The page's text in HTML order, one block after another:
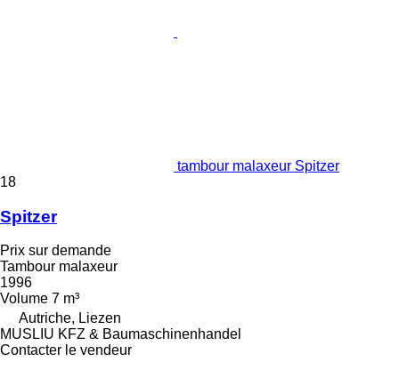
tambour malaxeur Spitzer
18
Spitzer
Prix sur demande
Tambour malaxeur
1996
Volume 7 m³
Autriche, Liezen
MUSLIU KFZ & Baumaschinenhandel
Contacter le vendeur